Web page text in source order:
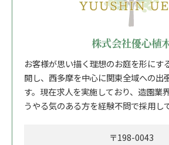
株式会社優心植
お客様が思い描く理想のお庭を形にす
開し、西多摩を中心に関東全域への出
す。現在求人を実施しており、造園業
うやる気のある方を経験不問で採用し
〒198-0043